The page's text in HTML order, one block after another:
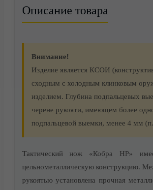
Видео
Описание товара
Внимание!
Изделие является КСОИ
сходным с холодным клинковым
изделием. Глубина подпальцевых
черене рукояти, имеющем более
подпальцевой выемки, менее 4 мм
Тактический нож «Кобра НР»
цельнометаллическую конструкцию.
рукоятью установлена прочная